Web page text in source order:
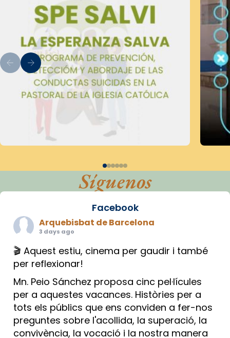
Síguenos
Facebook
Arquebisbat de Barcelona
3 days ago
🎬 Aquest estiu, cinema per gaudir i també
per reflexionar!
Mn. Peio Sánchez proposa cinc pel·lícules
per a aquestes vacances. Històries per a
tots els públics que ens conviden a fer-nos
preguntes sobre l'acollida, la superació, la
convivència, la vocació i la nostra manera